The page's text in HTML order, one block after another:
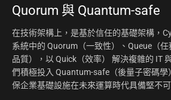
Quorum 與 Quantum-safe
在技術架構上，是基於信任的基礎架構，
系統中的 Quorum（一致性）、Queue（
品質），以 Quick（效率） 解決複雜的 IT
們積極投入 Quantum-safe（後量子密碼學
保企業基礎設施在未來運算時代具備堅不